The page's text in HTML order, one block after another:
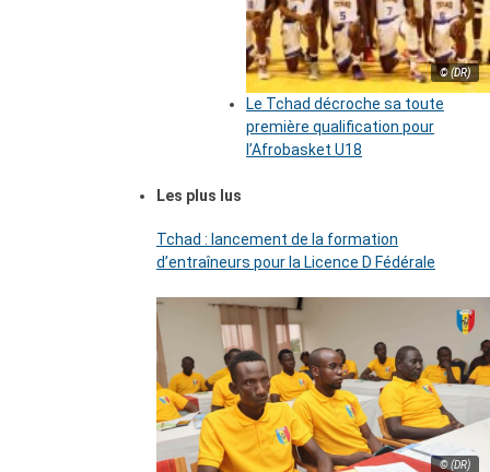
© (DR)
Le Tchad décroche sa toute
première qualification pour
l’Afrobasket U18
Les plus lus
Tchad : lancement de la formation
d’entraîneurs pour la Licence D Fédérale
© (DR)